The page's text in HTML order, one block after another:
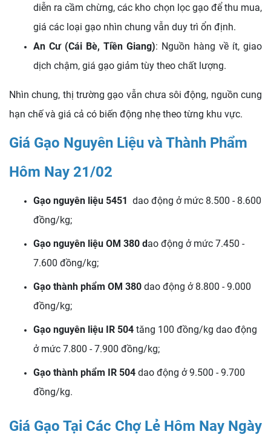
diễn ra cầm chừng, các kho chọn lọc gạo để thu mua,
giá các loại gạo nhìn chung vẫn duy trì ổn định.
An Cư (Cái Bè, Tiền Giang): Nguồn hàng về ít, giao
dịch chậm, giá gạo giảm tùy theo chất lượng.
Nhìn chung, thị trường gạo vẫn chưa sôi động, nguồn cung
hạn chế và giá cả có biến động nhẹ theo từng khu vực.
Giá Gạo Nguyên Liệu và Thành Phẩm
Hôm Nay 21/02
Gạo nguyên liệu 5451 dao động ở mức 8.500 - 8.600
đồng/kg;
Gạo nguyên liệu OM 380 dao động ở mức 7.450 -
7.600 đồng/kg;
Gạo thành phẩm OM 380 dao động ở 8.800 - 9.000
đồng/kg;
Gạo nguyên liệu IR 504 tăng 100 đồng/kg dao động
ở mức 7.800 - 7.900 đồng/kg;
Gạo thành phẩm IR 504 dao động ở 9.500 - 9.700
đồng/kg.
Giá Gạo Tại Các Chợ Lẻ Hôm Nay Ngày